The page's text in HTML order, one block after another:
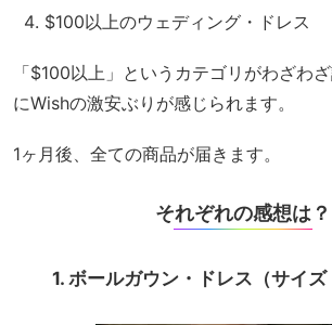
$100以上のウェディング・ドレス
「$100以上」というカテゴリがわざわ
にWishの激安ぶりが感じられます。
1ヶ月後、全ての商品が届きます。
それぞれの感想は？
1. ボールガウン・ドレス（サイ